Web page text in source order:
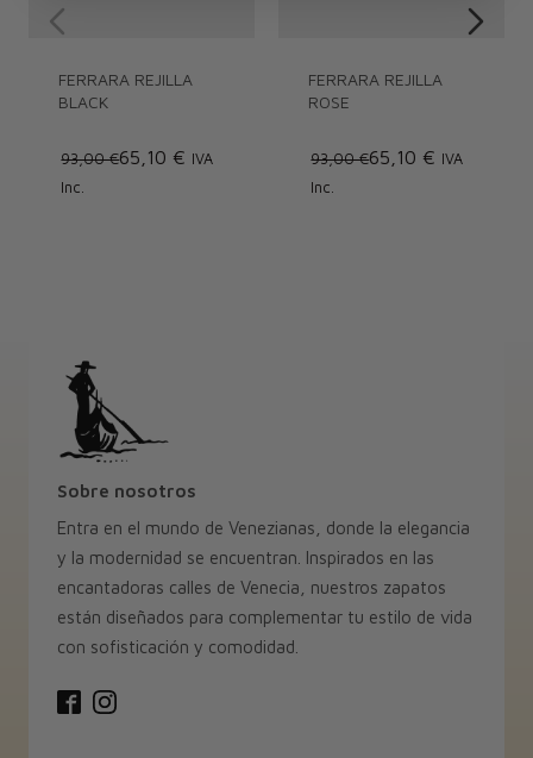
FERRARA REJILLA
BLACK
93,00 €65,10 € IVA
Inc.
FERRARA REJILLA
ROSE
93,00 €65,10 € IVA
Inc.
Sobre nosotros
Entra en el mundo de Venezianas, donde la elegancia
y la modernidad se encuentran. Inspirados en las
encantadoras calles de Venecia, nuestros zapatos
están diseñados para complementar tu estilo de vida
con sofisticación y comodidad.